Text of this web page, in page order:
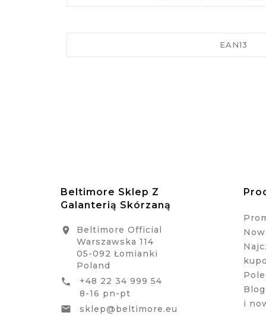
EAN13
Beltimore Sklep Z
Galanterią Skórzaną

Beltimore Official
Warszawska 114
05-092 Łomianki
Poland

+48 22 34 999 54
8-16 pn-pt

sklep@beltimore.eu
i